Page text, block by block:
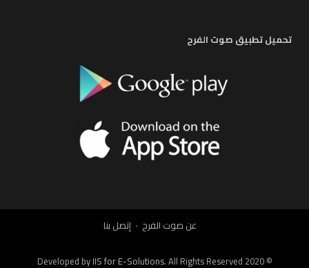
تحميل تطبيق صوت الفرح
عن صوت الفرح إتصل بنا
© Developed by
IIS for E-Solutions. All Rights Reserved 2020